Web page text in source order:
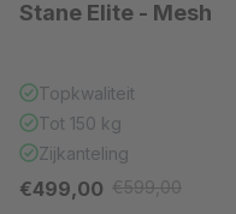
Stane Elite - Mesh
Topkwaliteit
Tot 150 kg
Zijkanteling
Verkoopprijs
€499,00 Reguliere prijs
€599,00